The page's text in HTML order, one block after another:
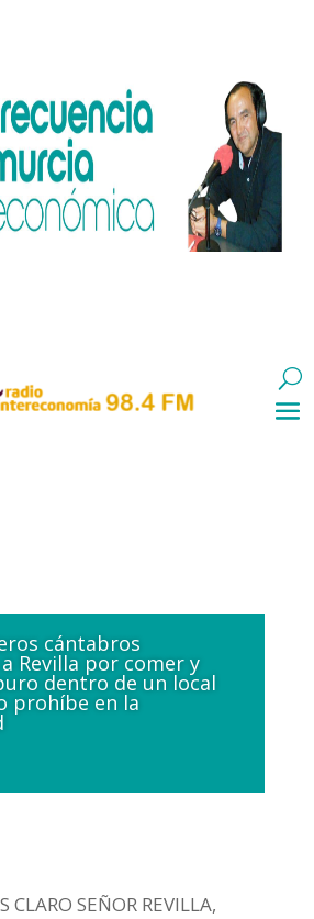
cántabros
Revilla por comer y
dentro de un local
prohíbe en la
CLARO SEÑOR REVILLA,